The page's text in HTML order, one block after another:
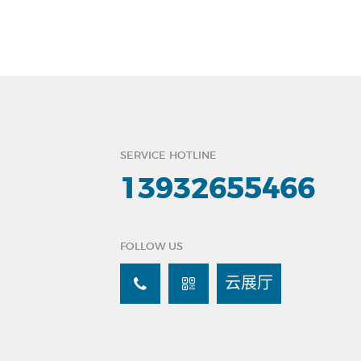
SERVICE HOTLINE
13932655466
FOLLOW US
云展厅